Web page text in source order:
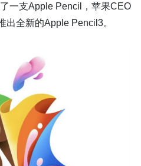
一支Apple Pencil，苹果CEO
出全新的Apple Pencil3。